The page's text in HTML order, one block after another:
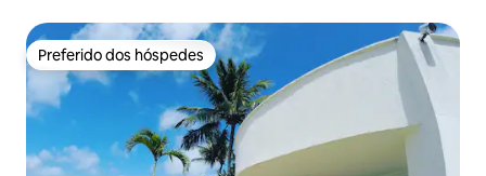
Preferido dos hóspedes
Preferido dos hóspedes